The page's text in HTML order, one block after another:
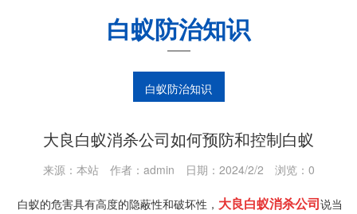
白蚁防治知识
白蚁防治知识
大良白蚁消杀公司如何预防和控制白蚁
来源：本站 作者：admin 日期：2024/2/2 浏览： 0
白蚁的危害具有高度的隐蔽性和破坏性， 大良白蚁消杀公司说当